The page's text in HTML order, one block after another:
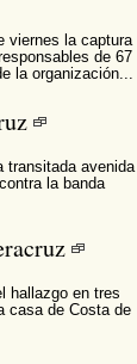
viernes la captura
de 67
la organización...
transitada avenida
la banda
hallazgo en tres
casa de Costa de